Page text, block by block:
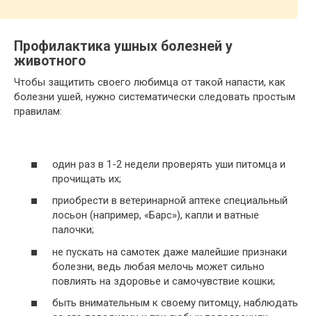
Профилактика ушных болезней у
животного
Чтобы защитить своего любимца от такой напасти, как
болезни ушей, нужно систематически следовать простым
правилам:
один раз в 1-2 недели проверять уши питомца и
прочищать их;
приобрести в ветеринарной аптеке специальный
лосьон (например, «Барс»), капли и ватные
палочки;
не пускать на самотек даже малейшие признаки
болезни, ведь любая мелочь может сильно
повлиять на здоровье и самочувствие кошки;
быть внимательным к своему питомцу, наблюдать